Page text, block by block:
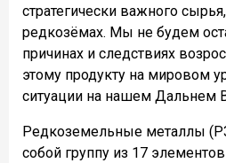
стратегически важного
редкозёмах. Мы не будем
причинах и следствиях
этому продукту на мировом
ситуации на нашем Дальнем
Редкоземельные металлы
собой группу из 17